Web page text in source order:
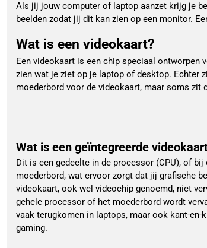
Als jij jouw computer of laptop aanzet krijg je
beelden zodat jij dit kan zien op een monitor.
Wat is een videokaart?
Een videokaart is een chip speciaal ontworpen
zien wat je ziet op je laptop of desktop. Echter
moederbord voor de videokaart, maar soms
Wat is een geïntegreerde
Dit is een gedeelte in de processor (CPU), of
moederbord, wat ervoor zorgt dat jij grafische
videokaart, ook wel videochip genoemd, niet
gehele processor of het moederbord wordt
vaak terugkomen in laptops, maar ook kant-en-
gaming.